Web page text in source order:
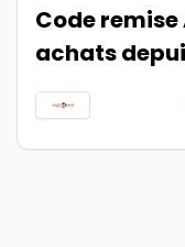
Code remise
achats